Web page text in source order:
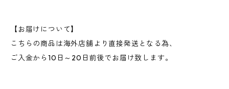
【お届けについて】
こちらの商品は海外店舗より直接発送となる為、
ご入金から10日～20日前後でお届け致します。